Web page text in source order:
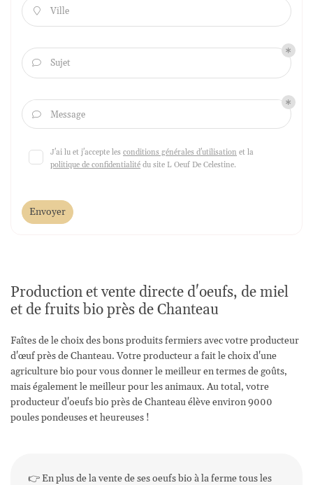
 Ville
 Sujet
 Message
J'ai lu et j'accepte les conditions générales d'utilisation et la
politique de confidentialité du site L Oeuf De Celestine.
Envoyer
Production et vente directe d'oeufs, de miel
et de fruits bio près de Chanteau
Faîtes de le choix des bons produits fermiers avec votre producteur
d'œuf près de Chanteau. Votre producteur a fait le choix d'une
agriculture bio pour vous donner le meilleur en termes de goûts,
mais également le meilleur pour les animaux. Au total, votre
producteur d'oeufs bio près de Chanteau élève environ 9000
poules pondeuses et heureuses !
👉 En plus de la vente de ses oeufs bio à la ferme tous les